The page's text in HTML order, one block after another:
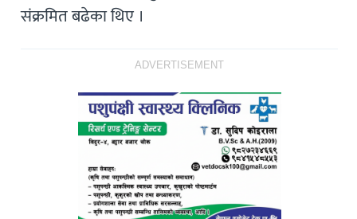
संक्रमित बढेका थिए ।
ADVERTISEMENT